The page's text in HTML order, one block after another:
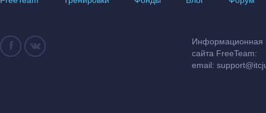
Информационная
сайта FreeTeam:
email: